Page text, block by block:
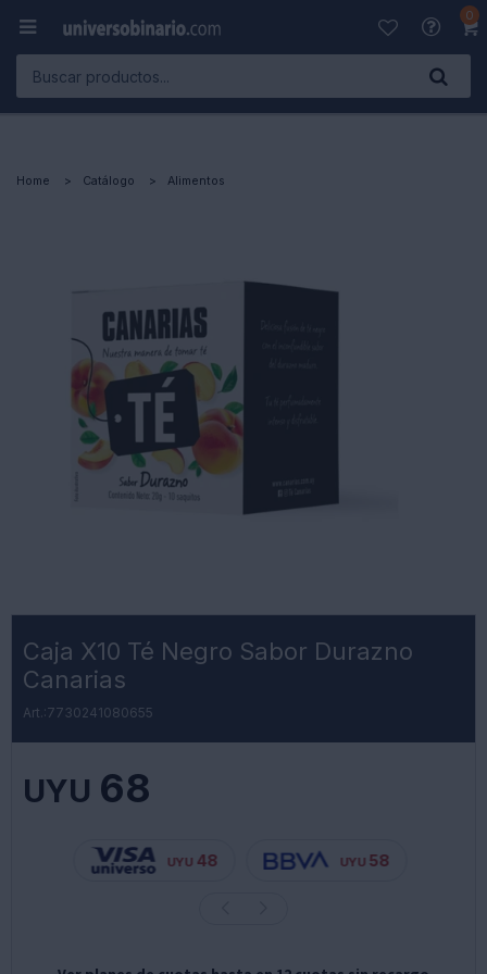
0

Home Catálogo Alimentos
Caja X10 Té Negro Sabor Durazno
Canarias
7730241080655
UYU 68
UYU 48 UYU 58